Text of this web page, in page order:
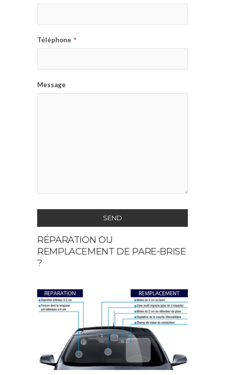
Téléphone *
Message
SEND
This
field
should
left
blank
RÉPARATION OU
REMPLACEMENT DE PARE-BRISE
?